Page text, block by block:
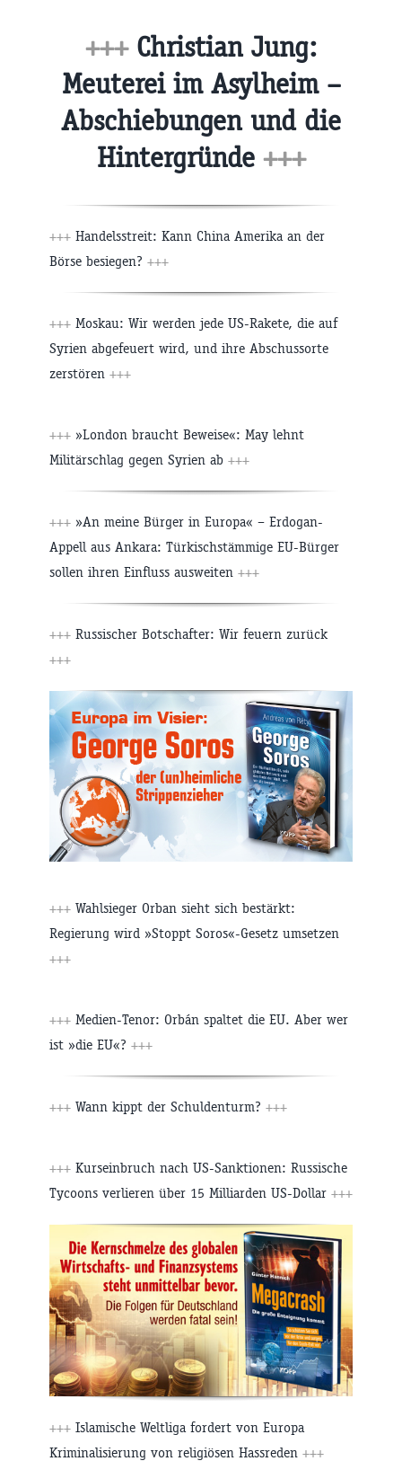
+++ Christian Jung:
Meuterei im Asylheim –
Abschiebungen und die
Hintergründe +++
+++ Handelsstreit: Kann China Amerika an der
Börse besiegen? +++
+++ Moskau: Wir werden jede US-Rakete, die auf
Syrien abgefeuert wird, und ihre Abschussorte
zerstören +++
+++ »London braucht Beweise«: May lehnt
Militärschlag gegen Syrien ab +++
+++ »An meine Bürger in Europa« – Erdogan-
Appell aus Ankara: Türkischstämmige EU-Bürger
sollen ihren Einfluss ausweiten +++
+++ Russischer Botschafter: Wir feuern zurück
+++
+++ Wahlsieger Orban sieht sich bestärkt:
Regierung wird »Stoppt Soros«-Gesetz umsetzen
+++
+++ Medien-Tenor: Orbán spaltet die EU. Aber wer
ist »die EU«? +++
+++ Wann kippt der Schuldenturm? +++
+++ Kurseinbruch nach US-Sanktionen: Russische
Tycoons verlieren über 15 Milliarden US-Dollar +++
+++ Islamische Weltliga fordert von Europa
Kriminalisierung von religiösen Hassreden +++